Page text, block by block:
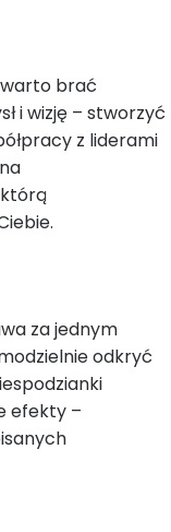
warto brać
i wizję – stworzyć
z liderami
za jednym
odkryć
efekty –